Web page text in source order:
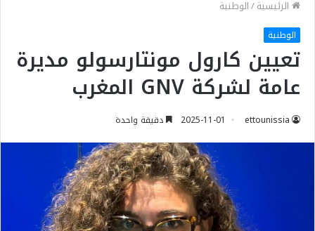
الرئيسية/الوطنية
الوطنية
تعيين كارول مونتارسولو مديرة
عامة لشركة GNV المغرب
ettounissia
2025-11-01 دقيقة واحدة